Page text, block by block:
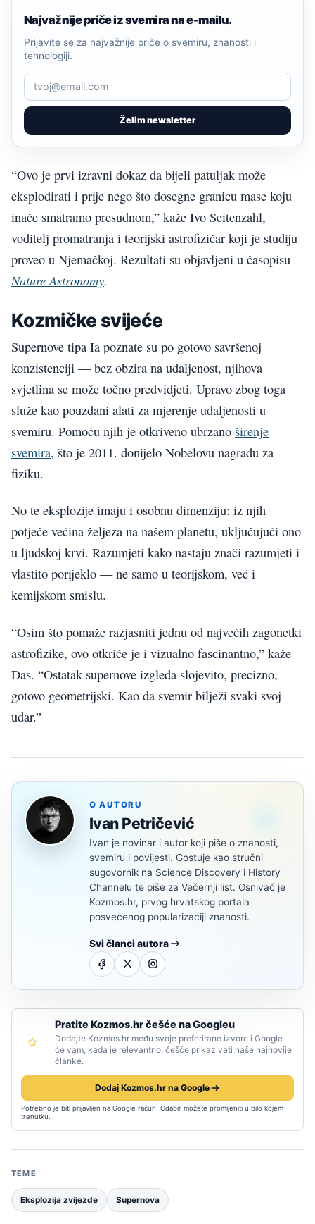
Najvažnije priče iz svemira na e-mailu.
Želim newsletter
Prijavite se za najvažnije priče o svemiru, znanosti i
tehnologiji.
“Ovo je prvi izravni dokaz da bijeli patuljak može
eksplodirati i prije nego što dosegne granicu mase koju
inače smatramo presudnom,” kaže Ivo Seitenzahl,
voditelj promatranja i teorijski astrofizičar koji je studiju
proveo u Njemačkoj. Rezultati su objavljeni u časopisu
Nature Astronomy.
Kozmičke svijeće
Supernove tipa Ia poznate su po gotovo savršenoj
konzistenciji — bez obzira na udaljenost, njihova
svjetlina se može točno predvidjeti. Upravo zbog toga
služe kao pouzdani alati za mjerenje udaljenosti u
svemiru. Pomoću njih je otkriveno ubrzano širenje
svemira, što je 2011. donijelo Nobelovu nagradu za
fiziku.
No te eksplozije imaju i osobnu dimenziju: iz njih
potječe većina željeza na našem planetu, uključujući ono
u ljudskoj krvi. Razumjeti kako nastaju znači razumjeti i
vlastito porijeklo — ne samo u teorijskom, već i
kemijskom smislu.
“Osim što pomaže razjasniti jednu od najvećih zagonetki
astrofizike, ovo otkriće je i vizualno fascinantno,” kaže
Das. “Ostatak supernove izgleda slojevito, precizno,
gotovo geometrijski. Kao da svemir bilježi svaki svoj
udar.”
O AUTORU
Ivan Petričević
Ivan je novinar i autor koji piše o znanosti,
svemiru i povijesti. Gostuje kao stručni
sugovornik na Science Discovery i History
Channelu te piše za Večernji list. Osnivač je
Kozmos.hr, prvog hrvatskog portala
posvećenog popularizaciji znanosti.
Svi članci autora
Pratite Kozmos.hr češće na Googleu
Dodajte Kozmos.hr među svoje preferirane izvore i Google
će vam, kada je relevantno, češće prikazivati naše najnovije
članke.
Dodaj Kozmos.hr na Google
Potrebno je biti prijavljen na Google račun. Odabir možete promijeniti u bilo kojem
trenutku.
TEME
Eksplozija zvijezde Supernova